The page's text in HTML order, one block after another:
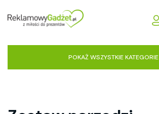
POKAŻ WSZYSTKIE KATEGORIE